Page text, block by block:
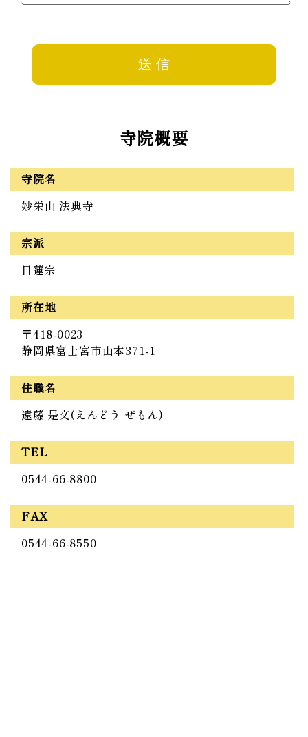
寺院概要
寺院名
妙栄山 法典寺
宗派
日蓮宗
所在地
〒418-0023
静岡県富士宮市山本371-1
住職名
遠藤 是文(えんどう ぜもん)
TEL
0544-66-8800
FAX
0544-66-8550